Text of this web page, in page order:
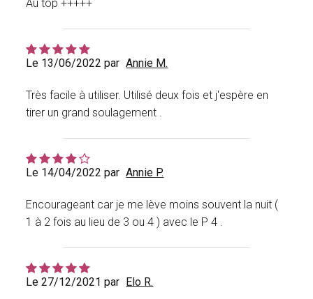
Au top +++++
Le 13/06/2022 par Annie M.
Très facile à utiliser. Utilisé deux fois et j'espère en
tirer un grand soulagement .
Le 14/04/2022 par Annie P.
Encourageant car je me lève moins souvent la nuit (
1 à 2 fois au lieu de 3 ou 4 ) avec le P 4 .
Le 27/12/2021 par Elo R.